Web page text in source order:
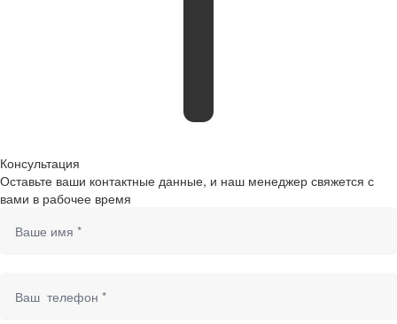
Консультация
Оставьте ваши контактные данные, и наш менеджер свяжется с
вами в рабочее время